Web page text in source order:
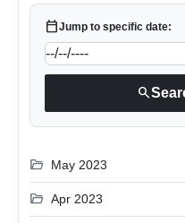
calendar_todayJump to specific date:
search
folder_open May 2023
folder_open Apr 2023